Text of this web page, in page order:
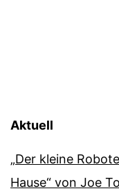
Aktuell
„Der kleine
Hause“ von Joe